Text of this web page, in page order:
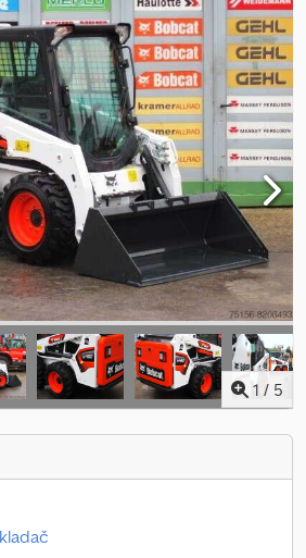
1 / 5